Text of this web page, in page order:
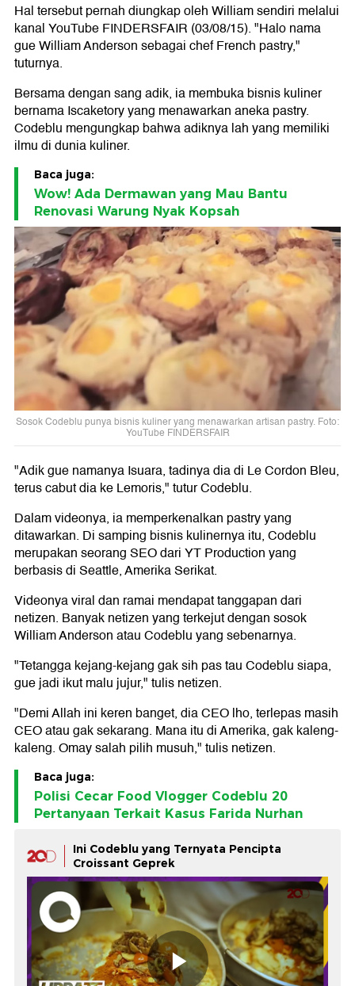
Hal tersebut pernah diungkap oleh William sendiri melalui
kanal YouTube FINDERSFAIR (03/08/15). "Halo nama
gue William Anderson sebagai chef French pastry,"
tuturnya.
Bersama dengan sang adik, ia membuka bisnis kuliner
bernama Iscaketory yang menawarkan aneka pastry.
Codeblu mengungkap bahwa adiknya lah yang memiliki
ilmu di dunia kuliner.
Baca juga:
Wow! Ada Dermawan yang Mau Bantu
Renovasi Warung Nyak Kopsah
Sosok Codeblu punya bisnis kuliner yang menawarkan artisan pastry. Foto:
YouTube FINDERSFAIR
"Adik gue namanya Isuara, tadinya dia di Le Cordon Bleu,
terus cabut dia ke Lemoris," tutur Codeblu.
Dalam videonya, ia memperkenalkan pastry yang
ditawarkan. Di samping bisnis kulinernya itu, Codeblu
merupakan seorang SEO dari YT Production yang
berbasis di Seattle, Amerika Serikat.
Videonya viral dan ramai mendapat tanggapan dari
netizen. Banyak netizen yang terkejut dengan sosok
William Anderson atau Codeblu yang sebenarnya.
"Tetangga kejang-kejang gak sih pas tau Codeblu siapa,
gue jadi ikut malu jujur," tulis netizen.
"Demi Allah ini keren banget, dia CEO lho, terlepas masih
CEO atau gak sekarang. Mana itu di Amerika, gak kaleng-
kaleng. Omay salah pilih musuh," tulis netizen.
Baca juga:
Polisi Cecar Food Vlogger Codeblu 20
Pertanyaan Terkait Kasus Farida Nurhan
Ini Codeblu yang Ternyata Pencipta
Croissant Geprek